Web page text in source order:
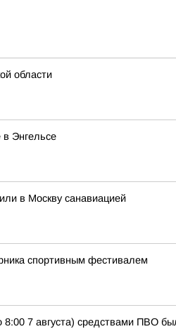
области
Энгельсе
в Москву санавиацией
спортивным фестивалем
7 августа) средствами ПВО